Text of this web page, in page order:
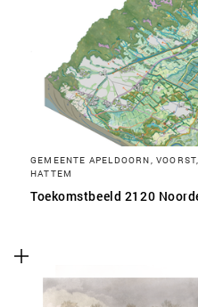
GEMEENTE APELDOORN,
HATTEM
Toekomstbeeld 2120
SLA